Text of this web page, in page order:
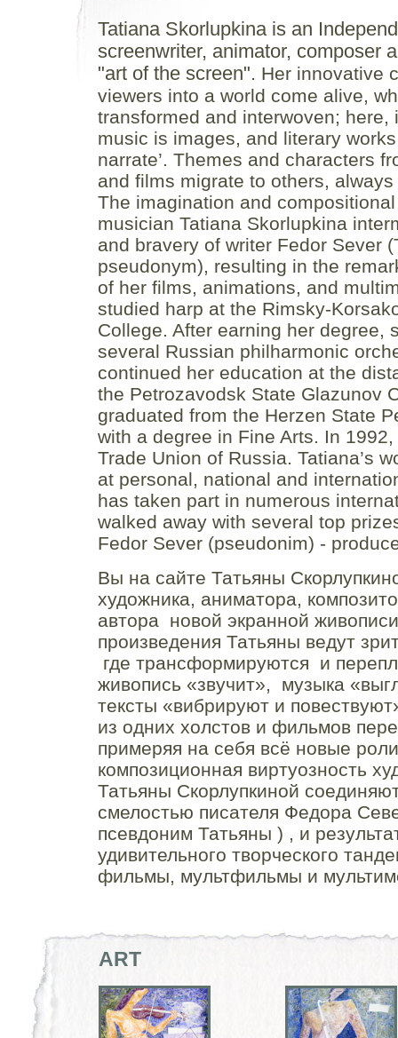
Tatiana Skorlupkina is an
screenwriter, animator, composer
"art of the screen". Her innovative
viewers into a world come alive,
transformed and interwoven; here,
music is images, and literary
narrate’. Themes and characters
and films migrate to others,
The imagination and
musician Tatiana Skorlupkina
and bravery of writer Fedor Sever
pseudonym), resulting in the
of her films, animations, and
studied harp at the Rimsky-
College. After earning her degree,
several Russian philharmonic
continued her education at the
the Petrozavodsk State Glazunov
graduated from the Herzen State
with a degree in Fine Arts. In
Trade Union of Russia. Tatiana’s
at personal, national and
has taken part in numerous
walked away with several top
Fedor Sever (pseudonim) -
Вы на сайте Татьяны
художника, аниматора,
автора новой экранной
произведения Татьяны ведут
где трансформируются и
живопись «звучит», музыка
тексты «вибрируют и
из одних холстов и фильмов
примеряя на себя всё новые
композиционная виртуозность
Татьяны Скорлупкиной
смелостью писателя Федора
псевдоним Татьяны ) , и
удивительного творческого
фильмы, мультфильмы и
ART